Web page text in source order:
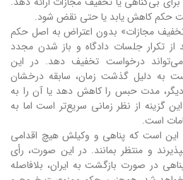
حکم کاهش یابد یا حتی نقض شود.
مجازات» بدون اعتراض به اصل حکم
از تکرار جلسات دادگاه و باز شدن مجدد
می‌تواند درخواست تخفیف دهد. در این
به دلیل گذشت زمان، سابقه درخشان
دیگر، مدت حبس را کاهش دهد یا آن را به
گزینه از نظر زمانی سریع‌تر است اما به
است.
این است که پناهی و وکیلش هیچ اقدامی
و منتظر بمانند. در این صورت، رأی
در صورت بازگشت به ایران، بلافاصله